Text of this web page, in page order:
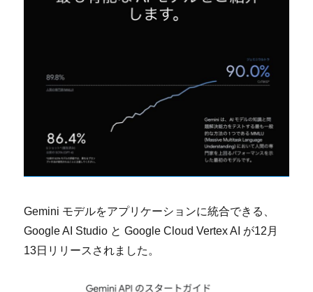
Gemini モデルをアプリケーションに統合できる、
Google AI Studio と Google Cloud Vertex AI が12月
13日リリースされました。